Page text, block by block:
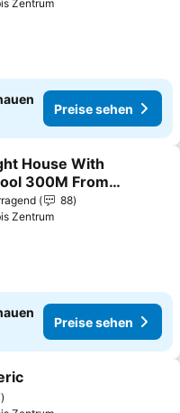
Zentrum
Preise sehen
hinzufügen
House With
300M From
88
Zentrum
Preise sehen
hinzufügen